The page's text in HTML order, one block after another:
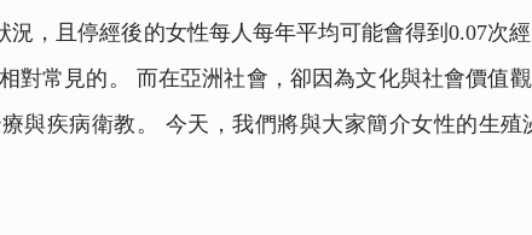
，且停經後的女性每人每年平均可能會得到0.07次
對常見的。 而在亞洲社會，卻因為文化與社會價值
與疾病衛教。 今天，我們將與大家簡介女性的生殖